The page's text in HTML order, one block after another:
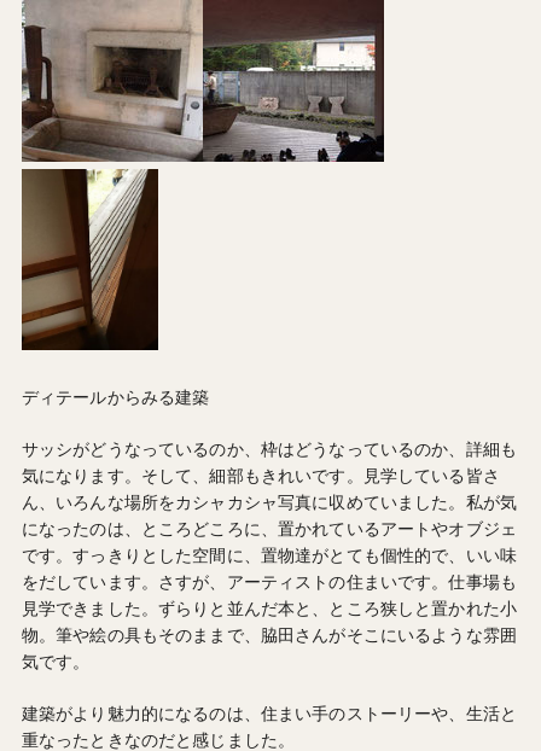
ディテールからみる建築
サッシがどうなっているのか、枠はどうなっているのか、詳細も
気になります。そして、細部もきれいです。見学している皆さ
ん、いろんな場所をカシャカシャ写真に収めていました。私が気
になったのは、ところどころに、置かれているアートやオブジェ
です。すっきりとした空間に、置物達がとても個性的で、いい味
をだしています。さすが、アーティストの住まいです。仕事場も
見学できました。ずらりと並んだ本と、ところ狭しと置かれた小
物。筆や絵の具もそのままで、脇田さんがそこにいるような雰囲
気です。
建築がより魅力的になるのは、住まい手のストーリーや、生活と
重なったときなのだと感じました。